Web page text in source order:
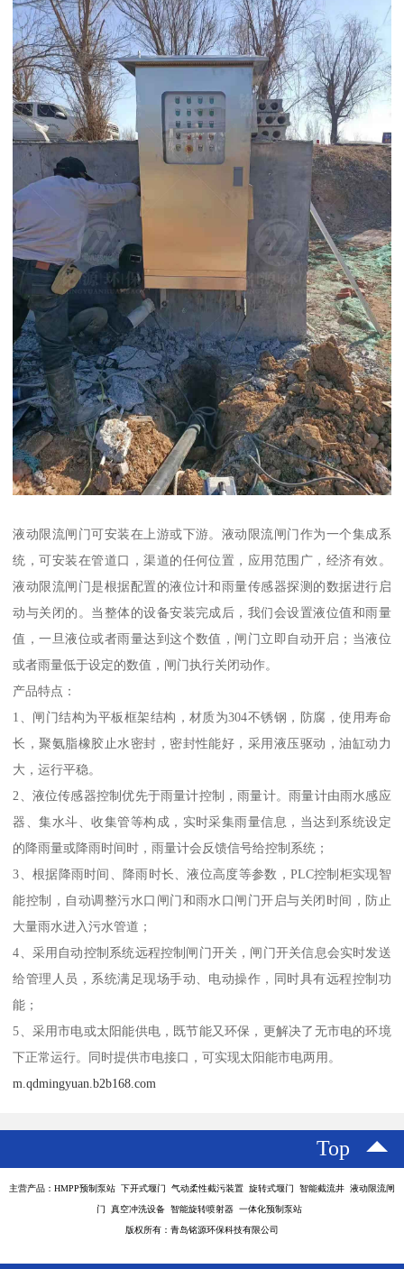
液动限流闸门可安装在上游或下游。液动限流闸门作为一个集成系
统，可安装在管道口，渠道的任何位置，应用范围广，经济有效。
液动限流闸门是根据配置的液位计和雨量传感器探测的数据进行启
动与关闭的。当整体的设备安装完成后，我们会设置液位值和雨量
值，一旦液位或者雨量达到这个数值，闸门立即自动开启；当液位
或者雨量低于设定的数值，闸门执行关闭动作。
产品特点：
1、闸门结构为平板框架结构，材质为304不锈钢，防腐，使用寿命
长，聚氨脂橡胶止水密封，密封性能好，采用液压驱动，油缸动力
大，运行平稳。
2、液位传感器控制优先于雨量计控制，雨量计。雨量计由雨水感应
器、集水斗、收集管等构成，实时采集雨量信息，当达到系统设定
的降雨量或降雨时间时，雨量计会反馈信号给控制系统；
3、根据降雨时间、降雨时长、液位高度等参数，PLC控制柜实现智
能控制，自动调整污水口闸门和雨水口闸门开启与关闭时间，防止
大量雨水进入污水管道；
4、采用自动控制系统远程控制闸门开关，闸门开关信息会实时发送
给管理人员，系统满足现场手动、电动操作，同时具有远程控制功
能；
5、采用市电或太阳能供电，既节能又环保，更解决了无市电的环境
下正常运行。同时提供市电接口，可实现太阳能市电两用。
m.qdmingyuan.b2b168.com
Top
主营产品：HMPP预制泵站 下开式堰门 气动柔性截污装置 旋转式堰门 智能截流井 液动限流闸
门 真空冲洗设备 智能旋转喷射器 一体化预制泵站
版权所有：青岛铭源环保科技有限公司